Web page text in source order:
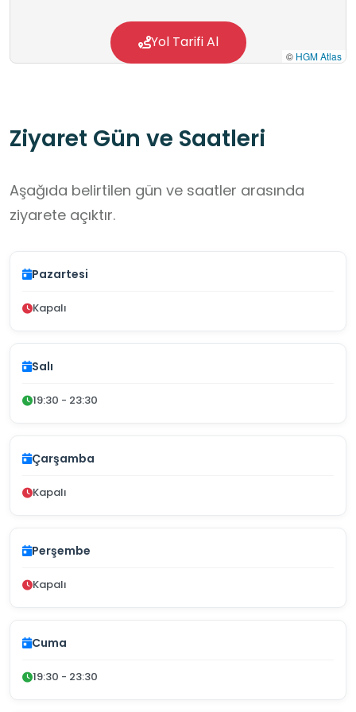
© HGM Atlas
Yol Tarifi Al
Ziyaret Gün ve Saatleri
Aşağıda belirtilen gün ve saatler arasında
ziyarete açıktır.
Pazartesi
Kapalı
Salı
19:30 - 23:30
Çarşamba
Kapalı
Perşembe
Kapalı
Cuma
19:30 - 23:30